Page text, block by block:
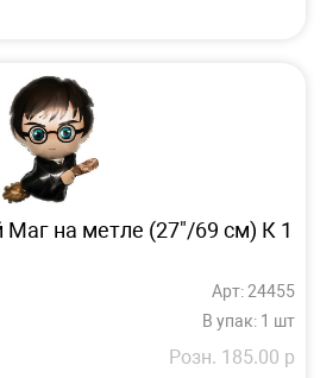
на метле (27"/69 см) К 1
Арт: 24455
В упак: 1 шт
Розн. 185.00 р